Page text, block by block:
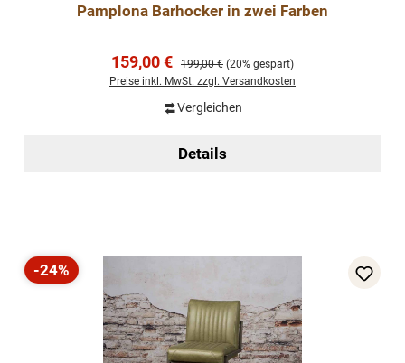
Pamplona Barhocker in zwei Farben
Verkaufspreis:
159,00 € Regulärer Preis:
199,00 € (20% gespart)
Preise inkl. MwSt. zzgl. Versandkosten
Vergleichen
Details
Rabatt
-24%